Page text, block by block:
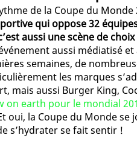
de la Coupe du Monde
qui oppose 32
aussi une scène de
aussi médiatisé et
semaines, de
les marques
mais aussi Burger King,
on earth pour le mondial 201
oui, la Coupe du Monde
s’hydrater se fait sentir !